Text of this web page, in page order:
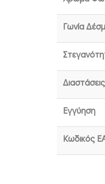
Γωνία
Διαστάσεις
Εγγύηση
Κωδικός